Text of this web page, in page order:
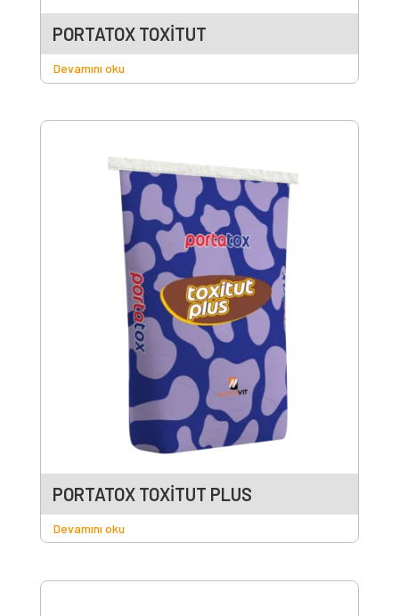
PORTATOX TOXİTUT
Devamını oku
PORTATOX TOXİTUT PLUS
Devamını oku